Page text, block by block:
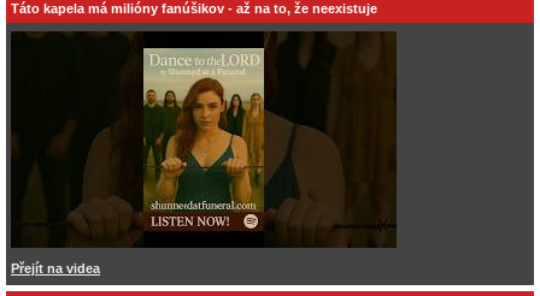
Táto kapela má milióny fanúšikov - až na to, že neexistuje
Přejít na videa